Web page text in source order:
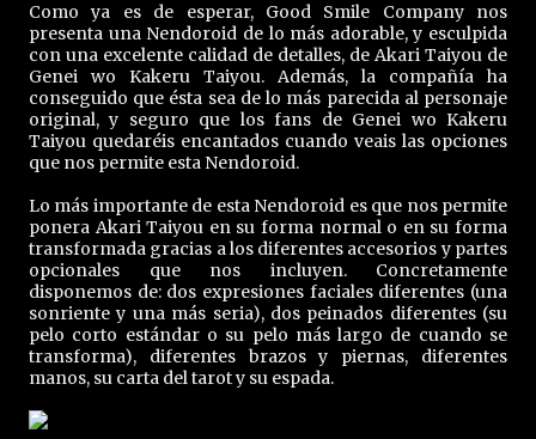
Como ya es de esperar, Good Smile Company nos
presenta una Nendoroid de lo más adorable, y esculpida
con una excelente calidad de detalles, de Akari Taiyou de
Genei wo Kakeru Taiyou. Además, la compañía ha
conseguido que ésta sea de lo más parecida al personaje
original, y seguro que los fans de Genei wo Kakeru
Taiyou quedaréis encantados cuando veais las opciones
que nos permite esta Nendoroid.
Lo más importante de esta Nendoroid es que nos permite
ponera Akari Taiyou en su forma normal o en su forma
transformada gracias a los diferentes accesorios y partes
opcionales que nos incluyen. Concretamente
disponemos de: dos expresiones faciales diferentes (una
sonriente y una más seria), dos peinados diferentes (su
pelo corto estándar o su pelo más largo de cuando se
transforma), diferentes brazos y piernas, diferentes
manos, su carta del tarot y su espada.